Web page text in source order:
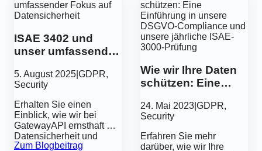
ISAE 3402 und
unser umfassender
Datensicherheit
5. August 2025 GDPR,
Security
Erhalten Sie einen
Einblick, wie wir bei
GatewayAPI ernsthaft mit
Datensicherheit und
Compliance umgehen.
Zum Blogbeitrag
Wie wir Ihre Daten
schützen: Eine
unsere DSGVO-
Compliance und
unsere jährliche
ISAE-3000-Prüfung
24. Mai 2023 GDPR,
Security
Erfahren Sie mehr
darüber, wie wir Ihre